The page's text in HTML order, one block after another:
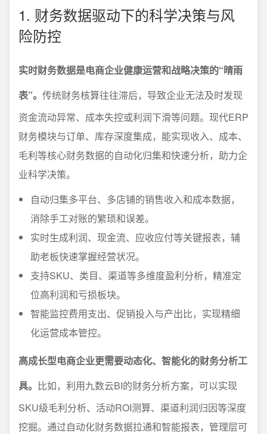
1. 财务数据驱动下的科学决策与风
险防控
实时财务数据是电商企业健康运营和战略决策的“晴雨
表”。 传统财务核算往往滞后，导致企业无法及时发现
资金流动异常、成本失控或利润下滑等问题。现代ERP
财务模块与订单、库存深度集成，能实现收入、成本、
毛利等核心财务数据的自动化归集和快速分析，助力企
业科学决策。
自动归集多平台、多店铺的销售收入和成本数据，
消除手工对账的繁琐和误差。
实时生成利润、现金流、应收应付等关键报表，辅
助老板快速掌握经营状况。
支持SKU、类目、渠道等多维度盈利分析，精准定
位高利润和亏损板块。
智能监控费用支出、促销投入与产出比，实现精细
化运营成本管控。
高成长型电商企业更需要动态化、智能化的财务分析工
具。 比如，利用九数云BI的财务分析方案，可以实现
SKU级毛利分析、活动ROI测算、渠道利润归因等深度
挖掘。通过自动化财务数据拉通和智能报表，管理层可